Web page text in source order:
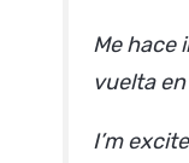
Me hace
vuelta en
I’m